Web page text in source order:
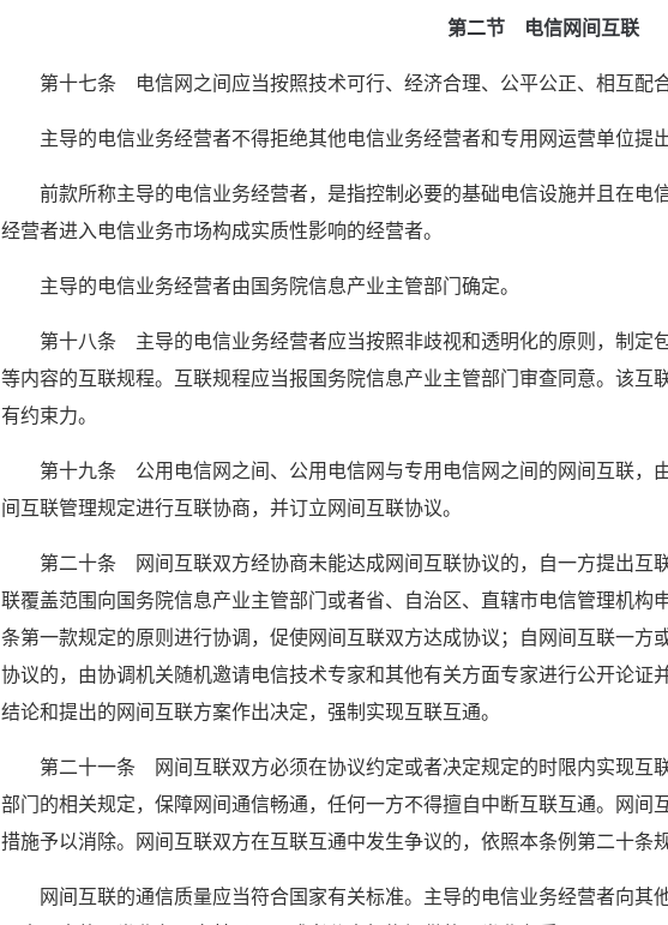
第二节　电信网间互联
第十七条　电信网之间应当按照技术可行、经济合理、公平公正、相互配合
主导的电信业务经营者不得拒绝其他电信业务经营者和专用网运营单位提出
前款所称主导的电信业务经营者，是指控制必要的基础电信设施并且在电
经营者进入电信业务市场构成实质性影响的经营者。
主导的电信业务经营者由国务院信息产业主管部门确定。
第十八条　主导的电信业务经营者应当按照非歧视和透明化的原则，制定
等内容的互联规程。互联规程应当报国务院信息产业主管部门审查同意。该互
有约束力。
第十九条　公用电信网之间、公用电信网与专用电信网之间的网间互联，
间互联管理规定进行互联协商，并订立网间互联协议。
第二十条　网间互联双方经协商未能达成网间互联协议的，自一方提出互
联覆盖范围向国务院信息产业主管部门或者省、自治区、直辖市电信管理机构
条第一款规定的原则进行协调，促使网间互联双方达成协议；自网间互联一方
协议的，由协调机关随机邀请电信技术专家和其他有关方面专家进行公开论证
结论和提出的网间互联方案作出决定，强制实现互联互通。
第二十一条　网间互联双方必须在协议约定或者决定规定的时限内实现互
部门的相关规定，保障网间通信畅通，任何一方不得擅自中断互联互通。网间
措施予以消除。网间互联双方在互联互通中发生争议的，依照本条例第二十条
网间互联的通信质量应当符合国家有关标准。主导的电信业务经营者向其